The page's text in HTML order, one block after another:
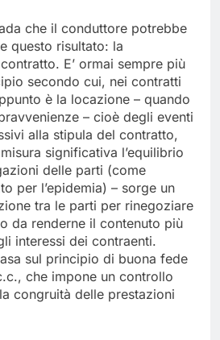
che il conduttore potrebbe
questo risultato: la
E’ ormai sempre più
secondo cui, nei contratti
è la locazione – quando
– cioè degli eventi
alla stipula del contratto,
significativa l’equilibrio
delle parti (come
per l’epidemia) – sorge un
tra le parti per rinegoziare
da renderne il contenuto più
interessi dei contraenti.
sul principio di buona fede
che impone un controllo
congruità delle prestazioni